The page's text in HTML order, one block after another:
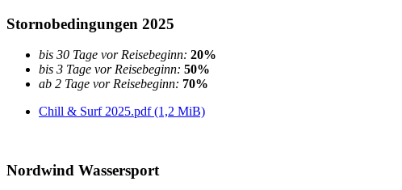
Stornobedingungen 2025
bis 30 Tage vor Reisebeginn: 20%
bis 3 Tage vor Reisebeginn: 50%
ab 2 Tage vor Reisebeginn: 70%
Chill & Surf 2025.pdf(1,2 MiB)
Nordwind Wassersport